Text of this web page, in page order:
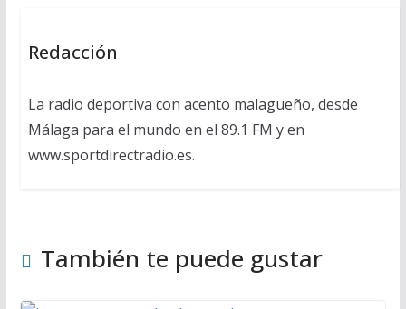
Redacción
La radio deportiva con acento malagueño, desde
Málaga para el mundo en el 89.1 FM y en
www.sportdirectradio.es.
También te puede gustar